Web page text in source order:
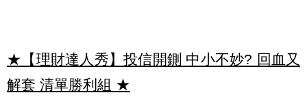
★【理財達人秀】投信開鍘 中小不妙? 回血又
解套 清單勝利組 ★